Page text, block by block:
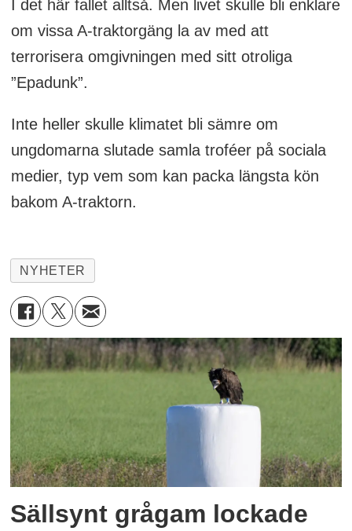
I det här fallet alltså. Men livet skulle bli enklare
om vissa A-traktorgäng la av med att
terrorisera omgivningen med sitt otroliga
”Epadunk”.
Inte heller skulle klimatet bli sämre om
ungdomarna slutade samla troféer på sociala
medier, typ vem som kan packa längsta kön
bakom A-traktorn.
NYHETER
Sällsynt grågam lockade